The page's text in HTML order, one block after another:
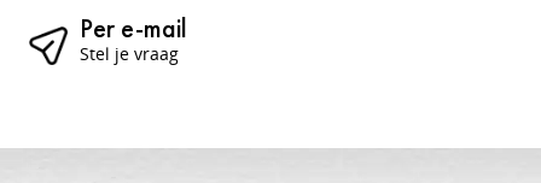
Per e-mail
Stel je vraag